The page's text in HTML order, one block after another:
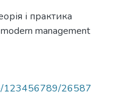
і практика
management
123456789/26587